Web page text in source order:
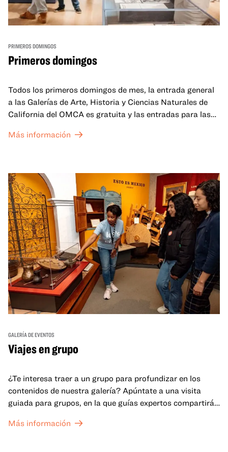
PRIMEROS DOMINGOS
Primeros domingos
Todos los primeros domingos de mes, la entrada general
a las Galerías de Arte, Historia y Ciencias Naturales de
California del OMCA es gratuita y las entradas para las
a un precio reducido de 6 $.
Más información
GALERÍA DE EVENTOS
Viajes en grupo
¿Te interesa traer a un grupo para profundizar en los
contenidos de nuestra galería? Apúntate a una visita
guiada para grupos, en la que guías expertos compartirán
mejor lo que se expone en las galerías del OMCA.
Más información